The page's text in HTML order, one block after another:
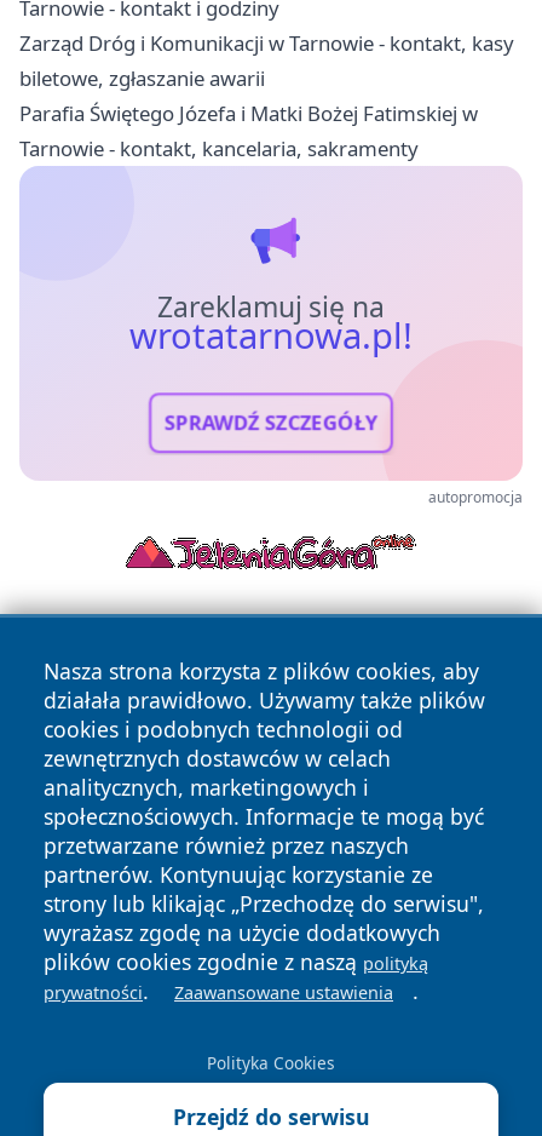
Tarnowie - kontakt i godziny
Zarząd Dróg i Komunikacji w Tarnowie - kontakt, kasy
biletowe, zgłaszanie awarii
Parafia Świętego Józefa i Matki Bożej Fatimskiej w
Tarnowie - kontakt, kancelaria, sakramenty
Zareklamuj się na
wrotatarnowa.pl!
SPRAWDŹ SZCZEGÓŁY
autopromocja
Nasza strona korzysta z plików cookies, aby
działała prawidłowo. Używamy także plików
cookies i podobnych technologii od
zewnętrznych dostawców w celach
analitycznych, marketingowych i
społecznościowych. Informacje te mogą być
przetwarzane również przez naszych
partnerów. Kontynuując korzystanie ze
strony lub klikając „Przechodzę do serwisu",
wyrażasz zgodę na użycie dodatkowych
plików cookies zgodnie z naszą polityką
prywatności. Zaawansowane ustawienia .
Polityka Cookies
Przejdź do serwisu
Copyright © 2026 wrotatarnowa.pl Wszystkie prawa
zastrzeżone.
News Autorzy
Polityka
Prywatności
Polityka
Cookies